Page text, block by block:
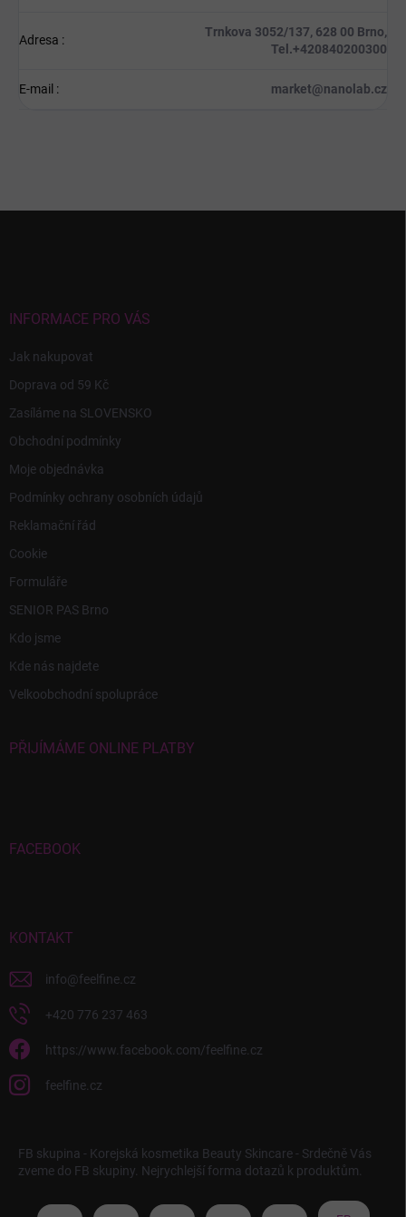
Adresa :
Trnkova 3052/137, 628 00 Brno,
Tel.+420840200300
E-mail : market@nanolab.cz
INFORMACE PRO VÁS
Jak nakupovat
Doprava od 59 Kč
Zasíláme na SLOVENSKO
Obchodní podmínky
Moje objednávka
Podmínky ochrany osobních údajů
Reklamační řád
Cookie
Formuláře
SENIOR PAS Brno
Kdo jsme
Kde nás najdete
Velkoobchodní spolupráce
PŘIJÍMÁME ONLINE PLATBY
FACEBOOK
KONTAKT
info@feelfine.cz
+420 776 237 463
https://www.facebook.com/feelfine.cz
feelfine.cz
FB skupina - Korejská kosmetika Beauty Skincare - Srdečně Vás
zveme do FB skupiny. Nejrychlejší forma dotazů k produktům.